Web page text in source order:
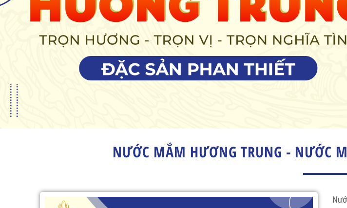
NƯỚC MẮM HƯƠNG TRUNG - NƯỚC